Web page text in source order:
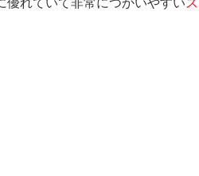
優れていて非常につかいやすいス